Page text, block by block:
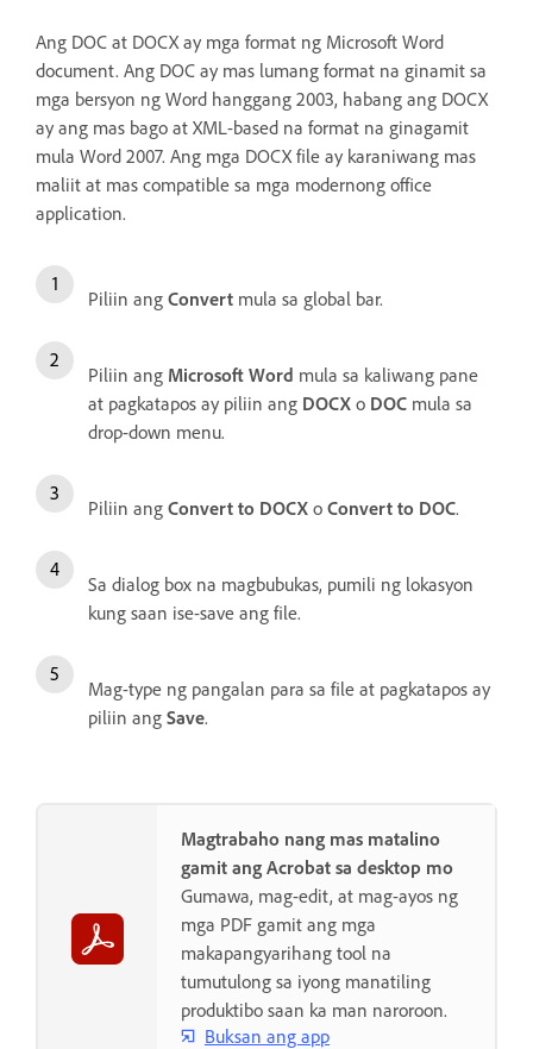
Ang DOC at DOCX ay mga format ng Microsoft Word
document. Ang DOC ay mas lumang format na ginamit sa
mga bersyon ng Word hanggang 2003, habang ang DOCX
ay ang mas bago at XML-based na format na ginagamit
mula Word 2007. Ang mga DOCX file ay karaniwang mas
maliit at mas compatible sa mga modernong office
application.
Piliin ang Convert mula sa global bar.
Piliin ang Microsoft Word mula sa kaliwang pane
at pagkatapos ay piliin ang DOCX o DOC mula sa
drop-down menu.
Piliin ang Convert to DOCX o Convert to DOC.
Sa dialog box na magbubukas, pumili ng lokasyon
kung saan ise-save ang file.
Mag-type ng pangalan para sa file at pagkatapos ay
piliin ang Save.
Magtrabaho nang mas matalino
gamit ang Acrobat sa desktop mo
Gumawa, mag-edit, at mag-ayos ng
mga PDF gamit ang mga
makapangyarihang tool na
tumutulong sa iyong manatiling
produktibo saan ka man naroroon.
Buksan ang app